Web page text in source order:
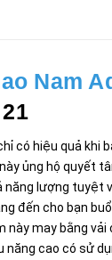
Nam
có hiệu quả khi
ủng hộ quyết
năng lượng tuyệt
đến cho bạn
này may bằng vải
cao có sử